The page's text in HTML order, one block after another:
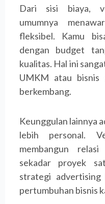
Dari sisi biaya,
umumnya
fleksibel. Kamu
dengan budget
kualitas. Hal ini
UMKM atau bisnis
berkembang.
Keunggulan lainnya
lebih personal.
membangun
sekadar proyek
strategi advertising
pertumbuhan bisnis